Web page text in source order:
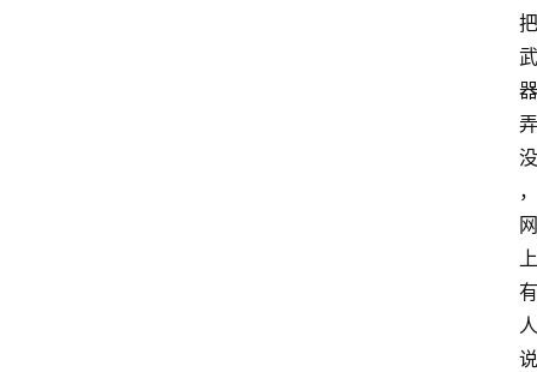
把
武
器
弄
没
，
网
上
有
人
说